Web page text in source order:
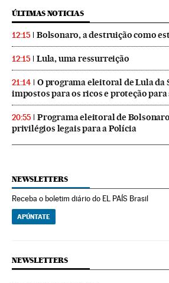
ÚLTIMAS NOTICIAS
12:15 Bolsonaro, a destruição como
12:15 Lula, uma ressurreição
21:14
O programa eleitoral de Lula da
impostos para os ricos e proteção
20:55
Programa eleitoral de
privilégios legais para a Polícia
NEWSLETTERS
Receba o boletim diário do EL PAÍS Brasil
APÚNTATE
NEWSLETTERS